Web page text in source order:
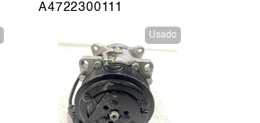
A4722300111
Usado